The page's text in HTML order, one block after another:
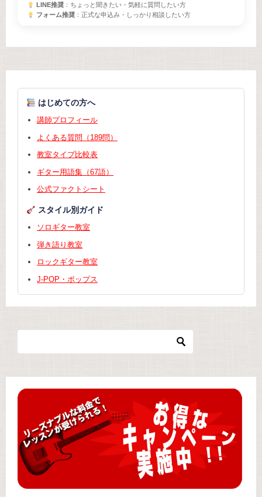
LINE推奨：ちょっと聞きたい・気軽に質問したい方
フォーム推奨：正式な申込み・しっかり相談したい方
はじめての方へ
講師プロフィール
よくある質問（189問）
教室タイプ比較表
ギター用語集（67語）
公式ファクトシート
スタイル別ガイド
ソロギター教室
弾き語り教室
ロックギター教室
J-POP・ポップス